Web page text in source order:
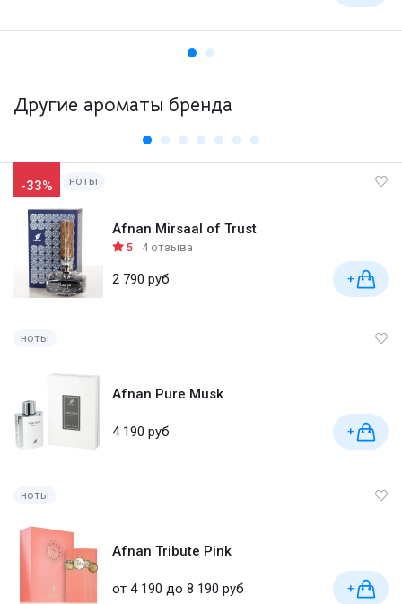
Другие ароматы бренда
-33% ноты
Afnan Mirsaal of Trust
5 4 отзыва
2 790 руб +
ноты
Afnan Pure Musk
4 190 руб +
ноты
Afnan Tribute Pink
от 4 190 до 8 190 руб +